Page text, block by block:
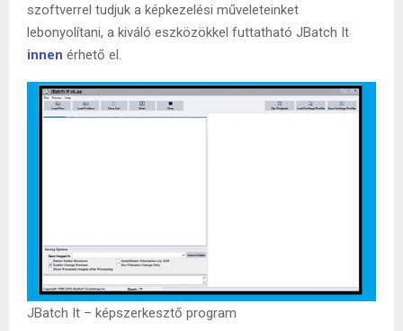
szoftverrel tudjuk a képkezelési műveleteinket
lebonyolítani, a kiváló eszközökkel futtatható JBatch It
innen érhető el.
JBatch It – képszerkesztő program